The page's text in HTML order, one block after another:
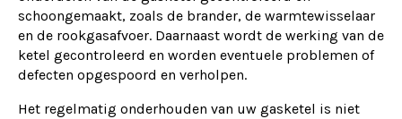
schoongemaakt, zoals de brander, de warmtewisselaar
en de rookgasafvoer. Daarnaast wordt de werking van de
ketel gecontroleerd en worden eventuele problemen of
defecten opgespoord en verholpen.
Het regelmatig onderhouden van uw gasketel is niet